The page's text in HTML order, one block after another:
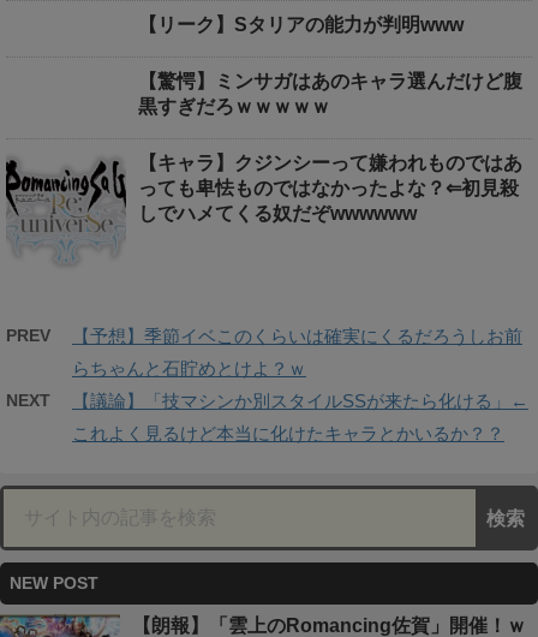
【リーク】Sタリアの能力が判明www
【驚愕】ミンサガはあのキャラ選んだけど腹
黒すぎだろｗｗｗｗｗ
【キャラ】クジンシーって嫌われものではあ
っても卑怯ものではなかったよな？⇐初見殺
しでハメてくる奴だぞwwwwww
PREV
【予想】季節イベこのくらいは確実にくるだろうしお前
らちゃんと石貯めとけよ？ｗ
NEXT
【議論】「技マシンか別スタイルSSが来たら化ける」←
これよく見るけど本当に化けたキャラとかいるか？？
NEW POST
【朗報】「雲上のRomancing佐賀」開催！ｗ